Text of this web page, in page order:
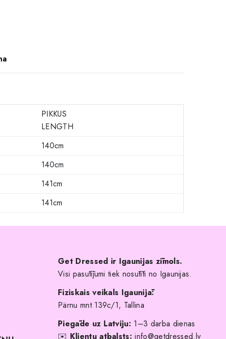
PIKKUS
LENGTH
140cm
140cm
141cm
141cm
Get Dressed ir Igaunijas zīmols.
Visi pasūtījumi tiek nosūtīti no Igaunijas.
Fiziskais veikals Igaunijā:
Pärnu mnt 139c/1, Tallina
Piegāde uz Latviju: 1–3 darba dienas
✉️ Klientu atbalsts: info@getdressed.lv